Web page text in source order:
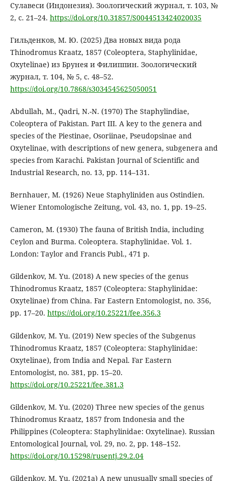
Сулавеси (Индонезия). Зоологический журнал, т. 103, №
2, с. 21–24. https://doi.org/10.31857/S0044513424020035
Гильденков, М. Ю. (2025) Два новых вида рода
Thinodromus Kraatz, 1857 (Coleoptera, Staphylinidae,
Oxytelinae) из Брунея и Филиппин. Зоологический
журнал, т. 104, № 5, с. 48–52.
https://doi.org/10.7868/s3034545625050051
Abdullah, M., Qadri, N.-N. (1970) The Staphylindiae,
Coleoptera of Pakistan. Part III. A key to the genera and
species of the Piestinae, Osoriinae, Pseudopsinae and
Oxytelinae, with descriptions of new genera, subgenera and
species from Karachi. Pakistan Journal of Scientific and
Industrial Research, no. 13, pp. 114–131.
Bernhauer, M. (1926) Neue Staphyliniden aus Ostindien.
Wiener Entomologische Zeitung, vol. 43, no. 1, pp. 19–25.
Cameron, M. (1930) The fauna of British India, including
Ceylon and Burma. Coleoptera. Staphylinidae. Vol. 1.
London: Taylor and Francis Publ., 471 p.
Gildenkov, M. Yu. (2018) A new species of the genus
Thinodromus Kraatz, 1857 (Coleoptera: Staphylinidae:
Oxytelinae) from China. Far Eastern Entomologist, no. 356,
pp. 17–20. https://doi.org/10.25221/fee.356.3
Gildenkov, M. Yu. (2019) New species of the Subgenus
Thinodromus Kraatz, 1857 (Coleoptera: Staphylinidae:
Oxytelinae), from India and Nepal. Far Eastern
Entomologist, no. 381, pp. 15–20.
https://doi.org/10.25221/fee.381.3
Gildenkov, M. Yu. (2020) Three new species of the genus
Thinodromus Kraatz, 1857 from Indonesia and the
Philippines (Coleoptera: Staphylinidae: Oxytelinae). Russian
Entomological Journal, vol. 29, no. 2, pp. 148–152.
https://doi.org/10.15298/rusentj.29.2.04
Gildenkov, M. Yu. (2021a) A new unusually small species of